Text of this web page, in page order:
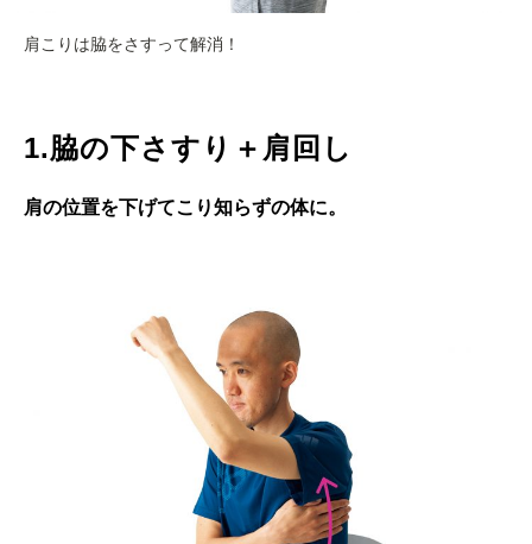
肩こりは脇をさすって解消！
1.脇の下さすり＋肩回し
肩の位置を下げてこり知らずの体に。